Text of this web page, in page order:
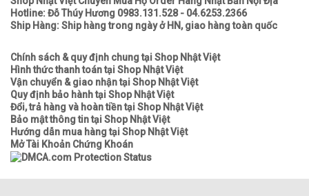
Hotline: Đỗ Thúy Hương 0983.131.528 - 04.6253.2366
Ship Hàng: Ship hàng trong ngày ở HN, giao hàng toàn quốc
Chính sách & quy định chung tại Shop Nhật Việt
Hình thức thanh toán tại Shop Nhật Việt
Vận chuyển & giao nhận tại Shop Nhật Việt
Quy định bảo hành tại Shop Nhật Việt
Đổi, trả hàng và hoàn tiền tại Shop Nhật Việt
Bảo mật thông tin tại Shop Nhật Việt
Hướng dẫn mua hàng tại Shop Nhật Việt
Mở Tài Khoản Chứng Khoán